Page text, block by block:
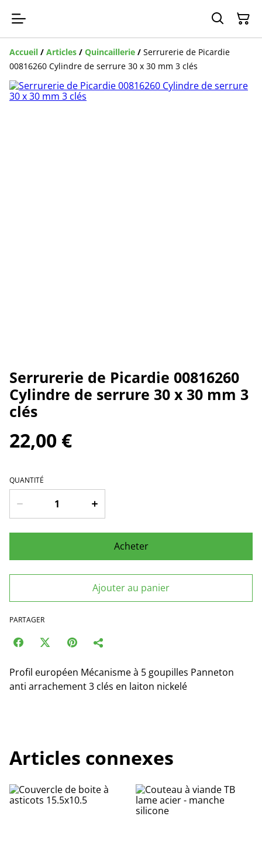
Accueil / Articles / Quincaillerie / Serrurerie de Picardie
00816260 Cylindre de serrure 30 x 30 mm 3 clés
Serrurerie de Picardie 00816260
Cylindre de serrure 30 x 30 mm 3
clés
22,00 €
QUANTITÉ
Acheter
Ajouter au panier
PARTAGER
Profil européen Mécanisme à 5 goupilles Panneton
anti arrachement 3 clés en laiton nickelé
Articles connexes